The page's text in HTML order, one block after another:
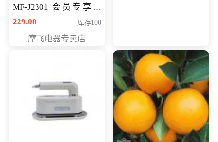
MF-J2301 会员专享价
168元
229.00 库存100
摩飞电器专卖店